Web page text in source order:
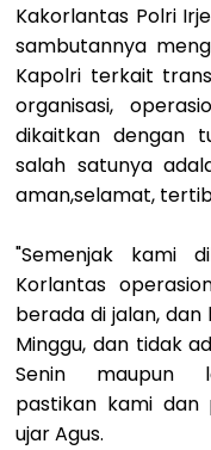
Kakorlantas Polri
sambutannya
Kapolri terkait
organisasi,
dikaitkan dengan
salah satunya
aman,selamat,
"Semenjak kami
Korlantas
berada di jalan,
Minggu, dan tidak
Senin maupun
pastikan kami dan
ujar Agus.